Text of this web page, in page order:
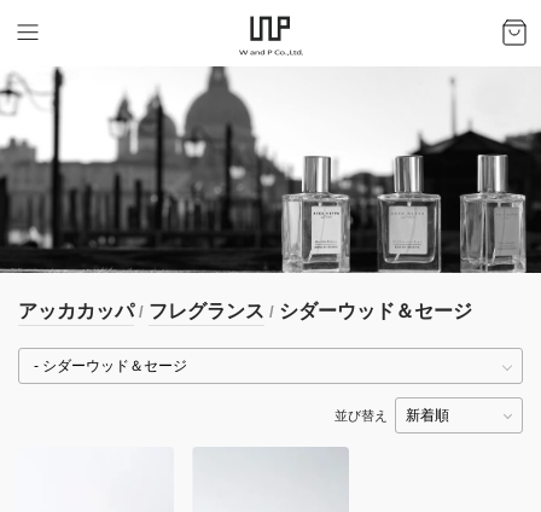
アッカカッパ / フレグランス / シダーウッド＆セージ
並び替え